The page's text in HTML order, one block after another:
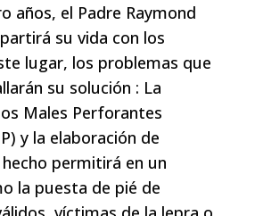
años, el Padre Raymond
su vida con los
lugar, los problemas que
su solución : La
Males Perforantes
y la elaboración de
permitirá en un
la puesta de pié de